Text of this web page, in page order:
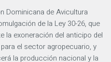
Dominicana de Avicultura
de la Ley 30-26, que
la exoneración del anticipo del
el sector agropecuario, y
la producción nacional y la